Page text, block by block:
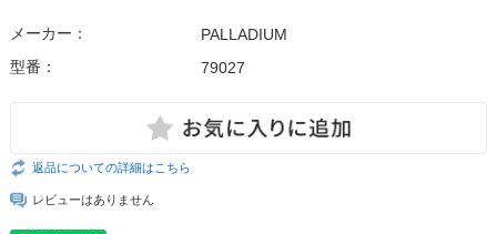
メーカー：
PALLADIUM
型番：
79027
返品についての詳細はこちら
レビューはありません